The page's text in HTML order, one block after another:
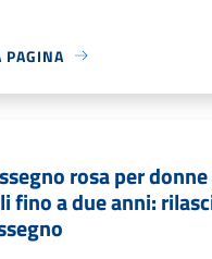
PAGINA
rosa per
fino a due anni: